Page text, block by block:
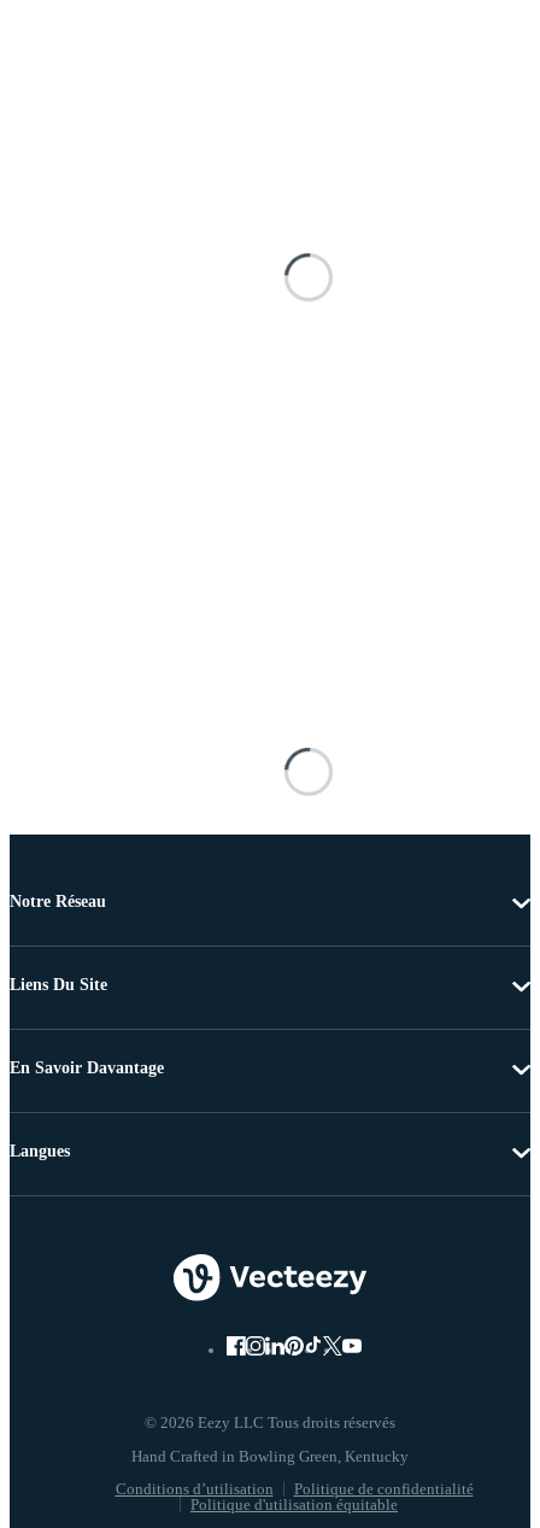
Notre Réseau
Liens Du Site
En Savoir Davantage
© 2026 Eezy LLC Tous droits réservés
Conditions d’utilisation
Politique de confidentialité
Politique d'utilisation équitable
Langues